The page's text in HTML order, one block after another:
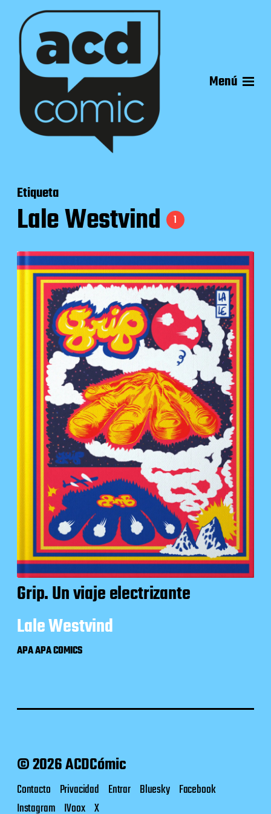
Menú
Etiqueta
Lale Westvind 1
Grip. Un viaje electrizante
Lale Westvind
APA APA COMICS
© 2026 ACDCómic
Contacto Privacidad Entrar Bluesky Facebook
Instagram IVoox X